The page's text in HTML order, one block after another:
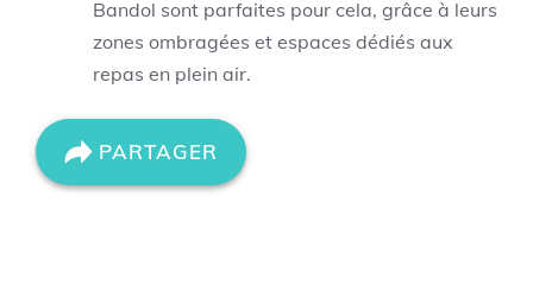
Bandol sont parfaites pour cela, grâce à leurs
zones ombragées et espaces dédiés aux
repas en plein air.
PARTAGER